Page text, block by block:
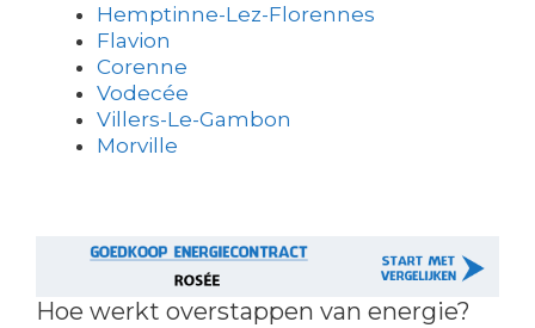
Hemptinne-Lez-Florennes
Flavion
Corenne
Vodecée
Villers-Le-Gambon
Morville
Hoe werkt overstappen van energie?